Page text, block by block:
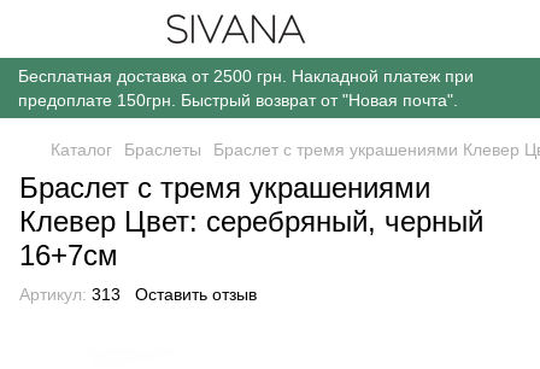
Бесплатная доставка от 2500 грн. Накладной платеж при
предоплате 150грн. Быстрый возврат от "Новая почта".
Каталог Браслеты Браслет с тремя украшениями Клевер
Браслет с тремя украшениями
Клевер Цвет: серебряный, черный
16+7см
Артикул: 313 Оставить отзыв